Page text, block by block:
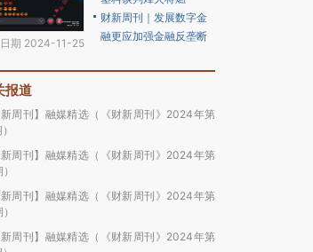
期 2024-11-25
财新周刊｜发展数字金
融更应加强金融反垄断
报道
新周刊】融媒精选（《财新周刊》2024年第
新周刊】融媒精选（《财新周刊》2024年第
新周刊】融媒精选（《财新周刊》2024年第
新周刊】融媒精选（《财新周刊》2024年第